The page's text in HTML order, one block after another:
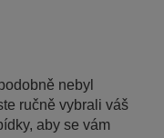
nebyl
ručně vybrali váš
aby se vám